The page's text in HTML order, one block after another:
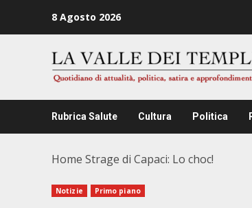
8 Agosto 2026
Rubrica Salute Cultura Politica
Home Strage di Capaci: Lo choc!
Notizie Primo piano